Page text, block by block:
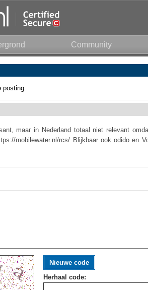
Community
posting:
maar in Nederland totaal niet relevant
mobilewater.nl/rcs/ Blijkbaar ook odido en
Nieuwe code
Herhaal code: